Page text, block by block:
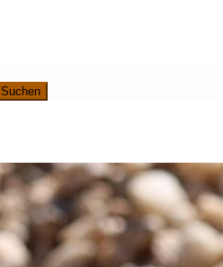
Suchen